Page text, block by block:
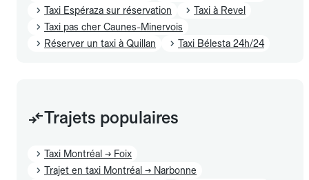
Taxi Espéraza sur réservation
Taxi à Revel
Taxi pas cher Caunes-Minervois
Réserver un taxi à Quillan
Taxi Bélesta 24h/24
Trajets populaires
Taxi Montréal → Foix
Trajet en taxi Montréal → Narbonne